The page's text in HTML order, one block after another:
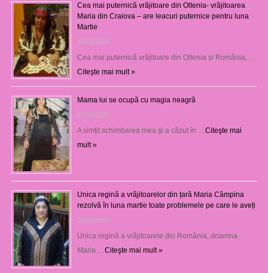
Cea mai puternică vrăjitoare din Oltenia- vrăjitoarea
Maria din Craiova – are leacuri puternice pentru luna
Martie
25/03/2026
Cea mai puternică vrăjitoare din Oltenia și România, …
Citeşte mai mult »
Mama lui se ocupă cu magia neagră
05/12/2025
A simțit schimbarea mea şi a căzut în … Citeşte mai
mult »
Unica regină a vrăjitoarelor din țară Maria Câmpina
rezolvă în luna martie toate problemele pe care le aveți
25/09/2025
Unica regină a vrăjitoarele din România, doamna
Maria … Citeşte mai mult »